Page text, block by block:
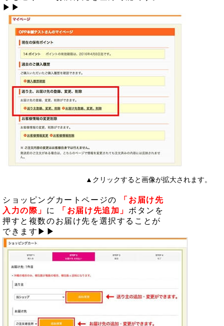
▶▶
▲クリックすると画像が拡大されます。
ショッピングカートページの
「お届け先
入力の際」 に 「お届け先追加」 ボタンを
押すと複数のお届け先を選択することが
できます▶▶